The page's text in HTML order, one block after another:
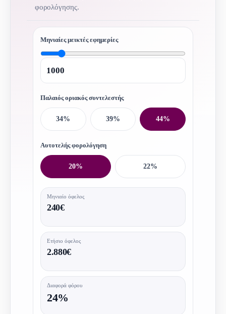
φορολόγησης.
Μηνιαίες μεικτές εφημερίες
Παλαιός οριακός συντελεστής
34% 39% 44%
Αυτοτελής φορολόγηση
20% 22%
Μηνιαίο όφελος
240€
Ετήσιο όφελος
2.880€
Διαφορά φόρου
24%